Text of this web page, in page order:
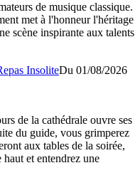
de musique classique.
met à l'honneur l'héritage
scène inspirante aux talents
InsoliteDu 01/08/2026
de la cathédrale ouvre ses
du guide, vous grimperez
aux tables de la soirée,
et entendrez une